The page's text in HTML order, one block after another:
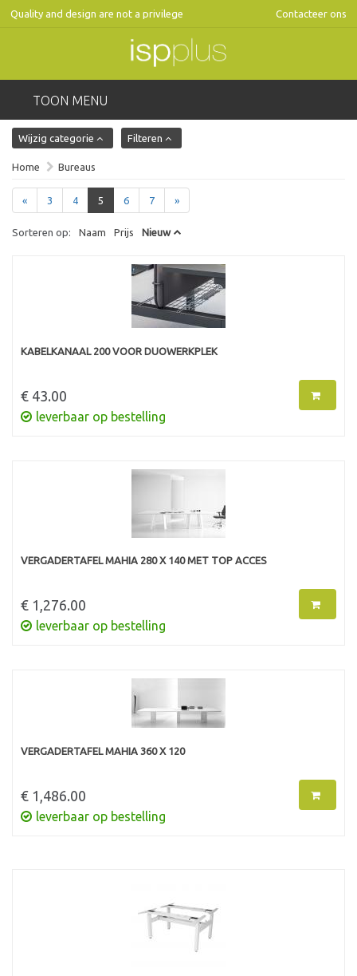
Quality and design are not a privilege Contacteer ons
TOON MENU
Wijzig categorie Filteren
Home Bureaus
« 3 4 5 6 7 »
Sorteren op: Naam Prijs Nieuw
KABELKANAAL 200 VOOR DUOWERKPLEK
€ 43.00
leverbaar op bestelling
VERGADERTAFEL MAHIA 280 X 140 MET TOP ACCES
€ 1,276.00
leverbaar op bestelling
VERGADERTAFEL MAHIA 360 X 120
€ 1,486.00
leverbaar op bestelling